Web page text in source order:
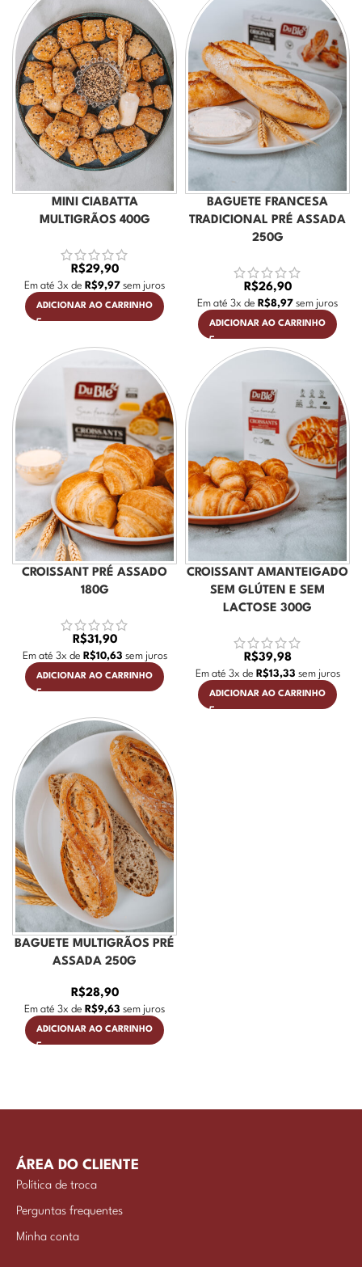
MINI CIABATTA
MULTIGRÃOS 400G
R$29,90
Em até 3x de R$9,97 sem juros
ADICIONAR AO CARRINHO
BAGUETE FRANCESA
TRADICIONAL PRÉ ASSADA
250G
R$26,90
Em até 3x de R$8,97 sem juros
ADICIONAR AO CARRINHO
CROISSANT PRÉ ASSADO
180G
R$31,90
Em até 3x de R$10,63 sem juros
ADICIONAR AO CARRINHO
CROISSANT AMANTEIGADO
SEM GLÚTEN E SEM
LACTOSE 300G
R$39,98
Em até 3x de R$13,33 sem juros
ADICIONAR AO CARRINHO
BAGUETE MULTIGRÃOS PRÉ
ASSADA 250G
R$28,90
Em até 3x de R$9,63 sem juros
ADICIONAR AO CARRINHO
ÁREA DO CLIENTE
Política de troca
Perguntas frequentes
Minha conta